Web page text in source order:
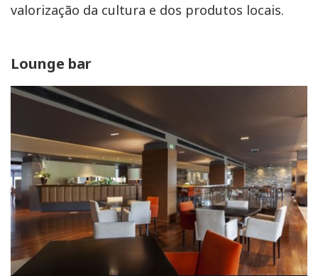
valorização da cultura e dos produtos locais.
Lounge bar